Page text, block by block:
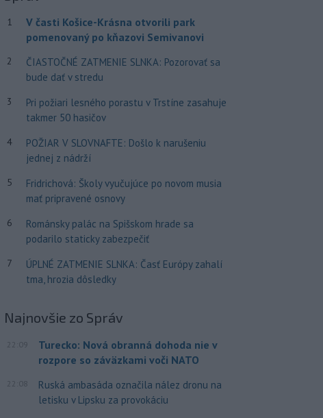
1
V časti Košice-Krásna otvorili park
pomenovaný po kňazovi Semivanovi
2
ČIASTOČNÉ ZATMENIE SLNKA: Pozorovať sa
bude dať v stredu
3
Pri požiari lesného porastu v Trstíne zasahuje
takmer 50 hasičov
4
POŽIAR V SLOVNAFTE: Došlo k narušeniu
jednej z nádrží
5
Fridrichová: Školy vyučujúce po novom musia
mať pripravené osnovy
6
Románsky palác na Spišskom hrade sa
podarilo staticky zabezpečiť
7
ÚPLNÉ ZATMENIE SLNKA: Časť Európy zahalí
tma, hrozia dôsledky
Najnovšie zo Správ
22:09
Turecko: Nová obranná dohoda nie v
rozpore so záväzkami voči NATO
22:08
Ruská ambasáda označila nález dronu na
letisku v Lipsku za provokáciu